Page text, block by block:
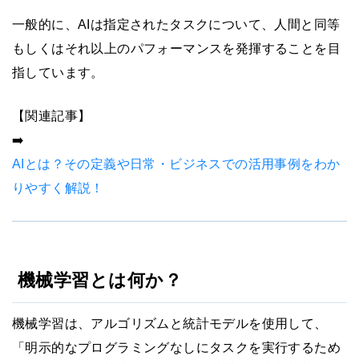
一般的に、AIは指定されたタスクについて、人間と同等
もしくはそれ以上のパフォーマンスを発揮することを目
指しています。
【関連記事】
➡️
AIとは？その定義や日常・ビジネスでの活用事例をわか
りやすく解説！
機械学習とは何か？
機械学習は、アルゴリズムと統計モデルを使用して、
「明示的なプログラミングなしにタスクを実行するため